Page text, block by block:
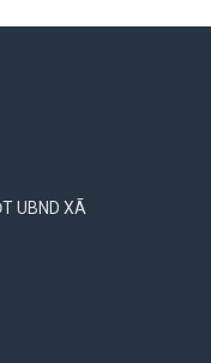
UBND XÃ